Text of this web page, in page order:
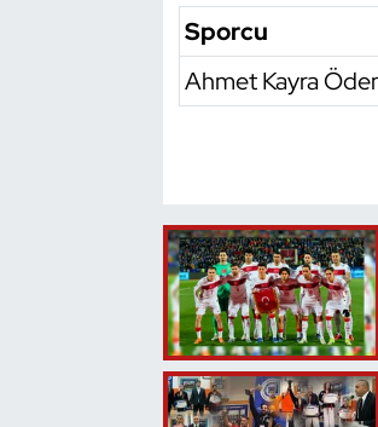
Sporcu
Ahmet Kayra
Özel Sporcular
Sualtı Sporları